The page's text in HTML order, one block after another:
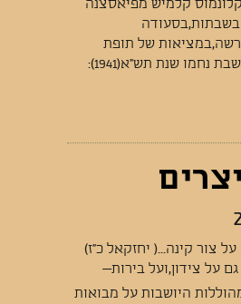
קלונמוס קלמיש מפיאסצנה
של תופת
נחמו שנת תש"א(1941):
צור קינה...( יחזקאל כ"ז)
על צידון,ועל בירות—
היושבות על מבואות